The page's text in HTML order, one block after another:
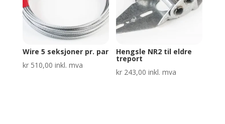
Wire 5 seksjoner pr. par
kr510,00 inkl. mva
Hengsle NR2 til eldre
treport
kr 243,00 inkl. mva